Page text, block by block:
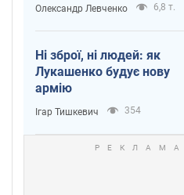
Олександр Левченко 6,8 т.
Ні зброї, ні людей: як
Лукашенко будує нову
армію
Ігар Тишкевич 354